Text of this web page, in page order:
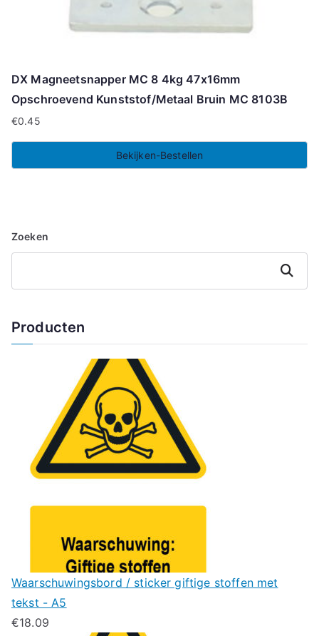
DX Magneetsnapper MC 8 4kg 47x16mm
Opschroevend Kunststof/Metaal Bruin MC 8103B
€0.45
Bekijken-Bestellen
Zoeken
Zoeken
Producten
Waarschuwingsbord / sticker giftige stoffen met
tekst - A5
€18.09